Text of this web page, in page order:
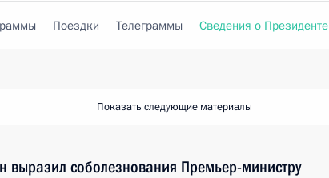
Поездки Телеграммы Сведения о Президенте
Показать следующие материалы
выразил соболезнования Премьер-министру